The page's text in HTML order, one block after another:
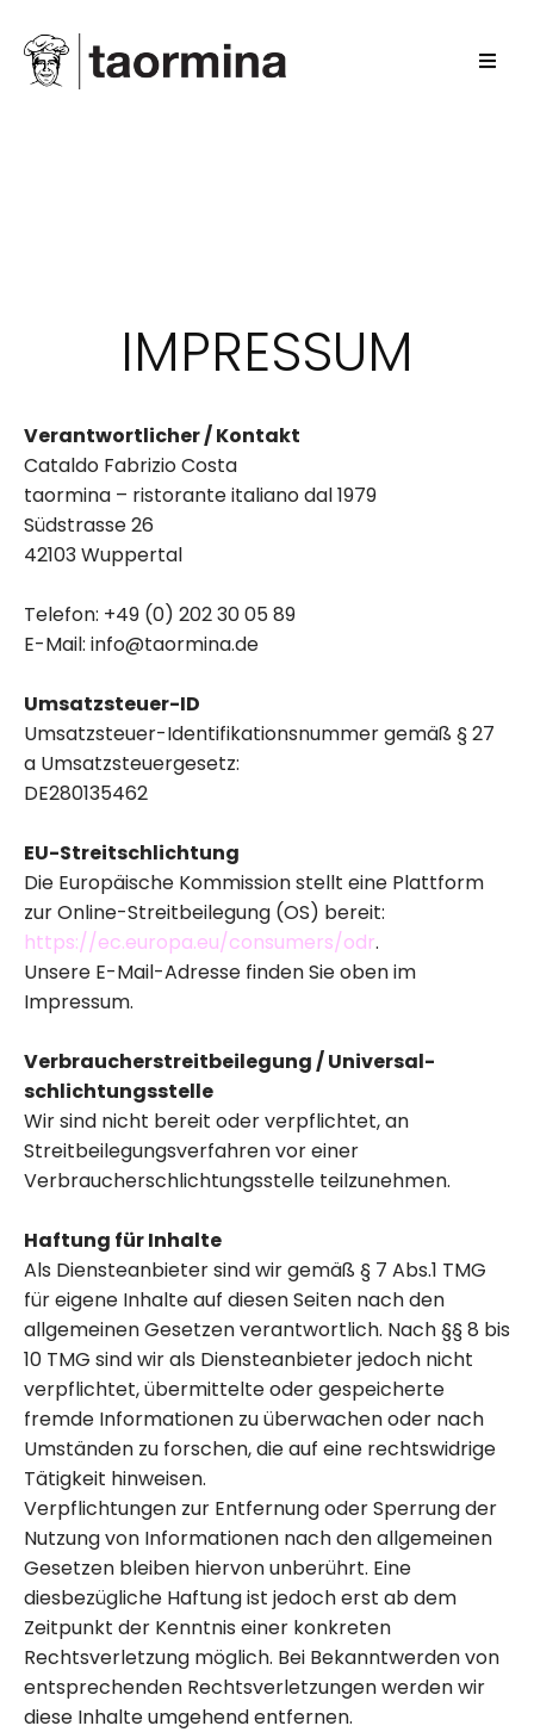
IMPRESSUM
Verantwortlicher / Kontakt
Cataldo Fabrizio Costa
taormina – ristorante italiano dal 1979
Südstrasse 26
42103 Wuppertal
Telefon: +49 (0) 202 30 05 89
E-Mail: info@taormina.de
Umsatzsteuer-ID
Umsatzsteuer-Identifikationsnummer gemäß § 27
a Umsatzsteuergesetz:
DE280135462
EU-Streitschlichtung
Die Europäische Kommission stellt eine Plattform
zur Online-Streitbeilegung (OS) bereit:
https://ec.europa.eu/consumers/odr.
Unsere E-Mail-Adresse finden Sie oben im
Impressum.
Verbraucher­streit­beilegung / Universal­
schlichtungs­stelle
Wir sind nicht bereit oder verpflichtet, an
Streitbeilegungsverfahren vor einer
Verbraucherschlichtungsstelle teilzunehmen.
Haftung für Inhalte
Als Diensteanbieter sind wir gemäß § 7 Abs.1 TMG
für eigene Inhalte auf diesen Seiten nach den
allgemeinen Gesetzen verantwortlich. Nach §§ 8 bis
10 TMG sind wir als Diensteanbieter jedoch nicht
verpflichtet, übermittelte oder gespeicherte
fremde Informationen zu überwachen oder nach
Umständen zu forschen, die auf eine rechtswidrige
Tätigkeit hinweisen.
Verpflichtungen zur Entfernung oder Sperrung der
Nutzung von Informationen nach den allgemeinen
Gesetzen bleiben hiervon unberührt. Eine
diesbezügliche Haftung ist jedoch erst ab dem
Zeitpunkt der Kenntnis einer konkreten
Rechtsverletzung möglich. Bei Bekanntwerden von
entsprechenden Rechtsverletzungen werden wir
diese Inhalte umgehend entfernen.